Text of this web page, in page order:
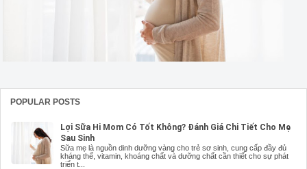
POPULAR POSTS
Lợi Sữa Hi Mom Có Tốt Không? Đánh Giá Chi Tiết Cho Mẹ
Sau Sinh
Sữa mẹ là nguồn dinh dưỡng vàng cho trẻ sơ sinh, cung cấp đầy đủ
kháng thể, vitamin, khoáng chất và dưỡng chất cần thiết cho sự phát
triển t...